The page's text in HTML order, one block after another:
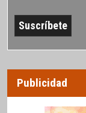
Publicidad